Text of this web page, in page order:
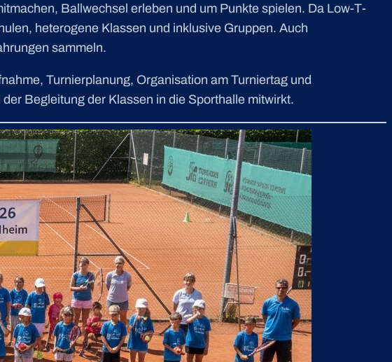
Ballwechsel erleben und um Punkte spielen. Da Low-T-
heterogene Klassen und inklusive Gruppen. Auch
sammeln.
Turnierplanung, Organisation am Turniertag und
Begleitung der Klassen in die Sporthalle mitwirkt.